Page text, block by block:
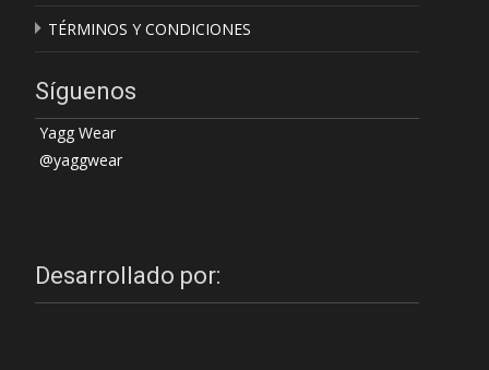
TÉRMINOS Y CONDICIONES
Síguenos
Yagg Wear
@yaggwear
Desarrollado por: